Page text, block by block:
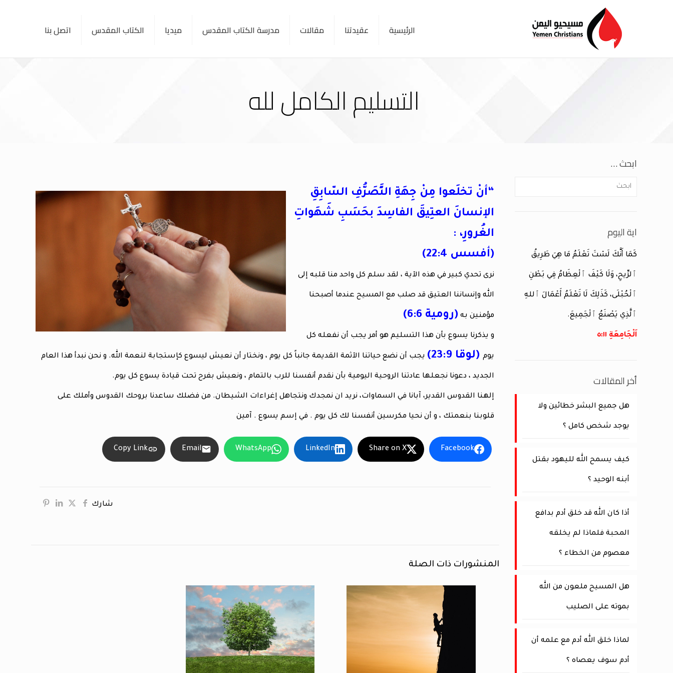
الرئيسية عقيدتنا مقالات مدرسة الكتاب المقدس ميديا الكتاب المقدس اتصل بنا
التسليم الكامل لله
“أنْ تخلَعوا مِنْ جِهَةِ التَّصَرُّفِ السّابِقِ
الإنسانَ العتِيقَ الفاسِدَ بحَسَبِ شَهَواتِ
الغُرورِ، :
(أفسس 22:4)
نرى تحدي كبير في هذه الآية ، لقد سلم كل واحد منا قلبه إلى
الله وإنساننا العتيق قد صلب مع المسيح عندما أصبحنا
مؤمنين به (رومية 6:6)
و يذكرنا يسوع بأن هذا التسليم هو أمر يجب أن نفعله كل
يوم(لوقا 23:9) يجب أن نضع حياتنا الآثمة القديمة جانباً كل يوم ، ونختار أن نعيش ليسوع كإستجابة لنعمة الله. و نحن نبدأ هذا العام
الجديد ، دعونا نجعلها عادتنا الروحية اليومية بأن نقدم أنفسنا للرب بالتمام ، ونعيش بفرح تحت قيادة يسوع كل يوم.
إلهنا القدوس القدير، آبانا في السماوات، نريد ان نمجدك ونتجاهل إغراءات الشيطان. من فضلك ساعدنا بروحك القدوس وأملك على
قلوبنا بنعمتك ، و أن نحيا مكرسين أنفسنا لك كل يوم . في إسم يسوع . آمين
Facebook
Share on X
LinkedIn
WhatsApp
Email
Copy Link
شارك
المنشورات ذات الصلة
ابحث …
اية اليوم
كَمَا أَنَّكَ لَسْتَ تَعْلَمُ مَا هِيَ طَرِيقُ
ٱلرِّيحِ، وَلَا كَيْفَ ٱلْعِظَامُ فِي بَطْنِ
ٱلْحُبْلَى، كَذَلِكَ لَا تَعْلَمُ أَعْمَالَ ٱللهِ
ٱلَّذِي يَصْنَعُ ٱلْجَمِيعَ.
اَلْجَامِعَةِ ١١:‏٥
أخر المقالات
هل جميع البشر خطائين ولا
يوجد شخص كامل ؟
كيف يسمح الله لليهود بقتل
أبنه الوحيد ؟
أذا كان الله قد خلق أدم بدافع
المحبة فلماذا لم يخلقه
معصوم من الخطاء ؟
هل المسيح ملعون من الله
بموته على الصليب
لماذا خلق الله أدم مع علمه أن
أدم سوف يعصاه ؟